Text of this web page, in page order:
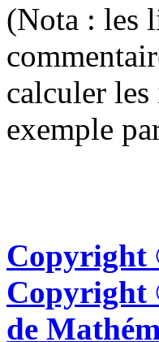
(Nota : les
calculer
exemple
Copyright
Copyright
de